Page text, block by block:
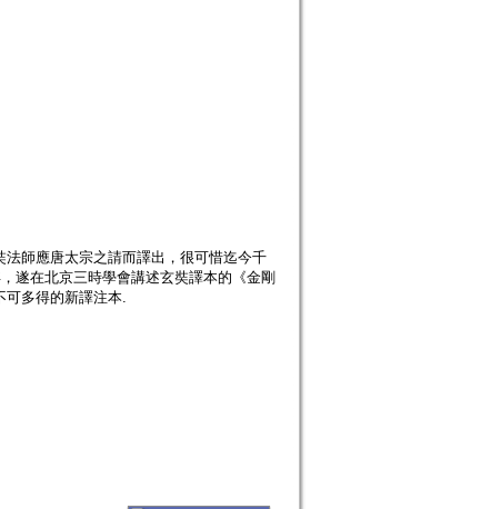
師應唐太宗之請而譯出，很可惜迄今千
遂在北京三時學會講述玄奘譯本的《金剛
可多得的新譯注本.